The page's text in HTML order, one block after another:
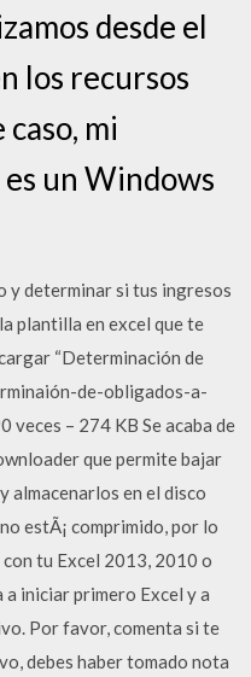
desde el
los recursos
mi
un Windows
y determinar si tus ingresos
plantilla en excel que te
“Determinación de
de-obligados-a-
veces – 274 KB Se acaba de
que permite bajar
almacenarlos en el disco
estÃ¡ comprimido, por lo
tu Excel 2013, 2010 o
a iniciar primero Excel y a
Por favor, comenta si te
debes haber tomado nota